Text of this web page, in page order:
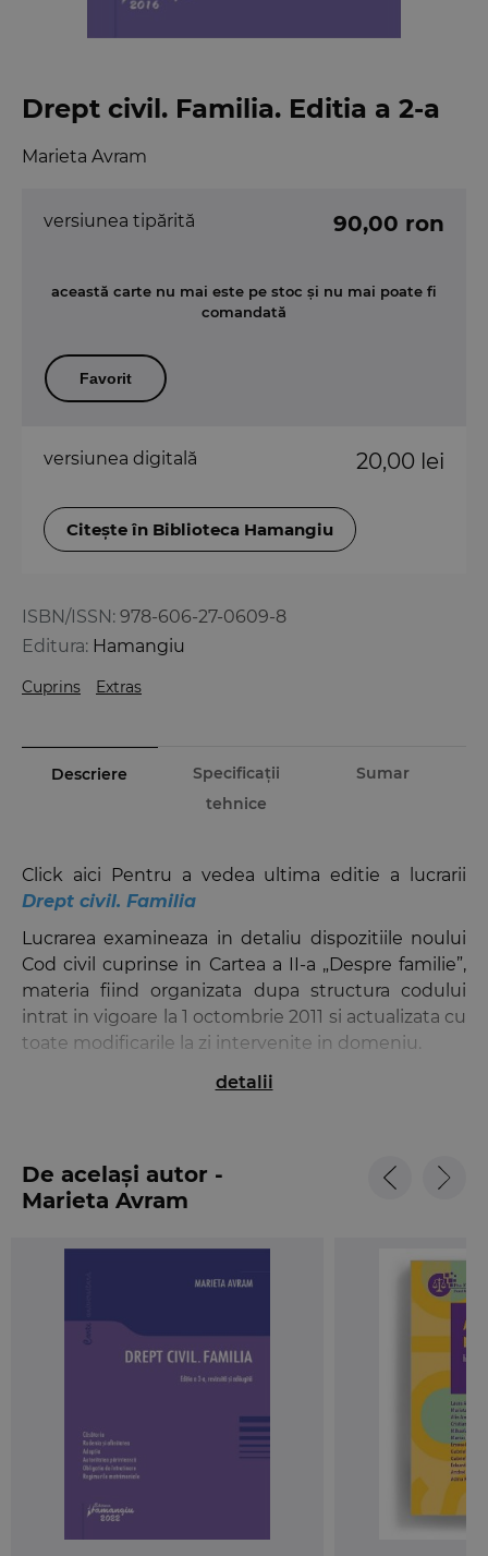
Drept civil. Familia. Editia a 2-a
Marieta Avram
ISBN/ISSN: 978-606-27-0609-8
Editura: Hamangiu
Cuprins Extras
versiunea tipărită 90,00 ron
această carte nu mai este pe stoc și nu mai poate fi
comandată
Favorit
versiunea digitală 20,00 lei
Citește în Biblioteca Hamangiu
Descriere
Specificații
tehnice
Sumar
Click aici Pentru a vedea ultima editie a lucrarii
Drept civil. Familia
Lucrarea examineaza in detaliu dispozitiile noului
Cod civil cuprinse in Cartea a II-a „Despre familie”,
materia fiind organizata dupa structura codului
intrat in vigoare la 1 octombrie 2011 si actualizata cu
toate modificarile la zi intervenite in domeniu.
Sunt prezentate institutiile clasice ale dreptului
acest sens, este de subliniat analiza extensiva a
regimurilor matrimoniale, element de noutate pe
importanta practica deosebita. De asemenea, la
fiecare institutie sunt relevate judicios si normele
procedurale incidente, astfel cum au fost
reglementate in noul Cod de procedura civila, in
vigoare din februarie 2013.
Elaborarea acestei a 2-a editii a fost determinata, in
primul rand, de epuizarea editiei anterioare,
precum si de modificarea semnificativa a legislatiei
speciale in domeniu, mai ales Legea nr. 272/2004
privind protectia si promovarea drepturilor
copilului si Legea nr. 273/2004 privind procedura
detalii
De același autor -
Marieta Avram